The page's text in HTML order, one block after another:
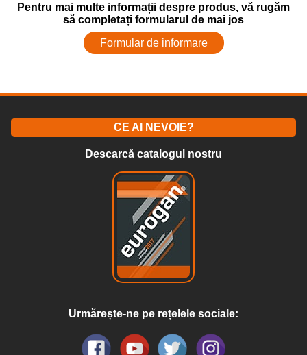
Pentru mai multe informații despre produs, vă rugăm
să completați formularul de mai jos
Formular de informare
CE AI NEVOIE?
Descarcă catalogul nostru
Urmărește-ne pe rețelele sociale: